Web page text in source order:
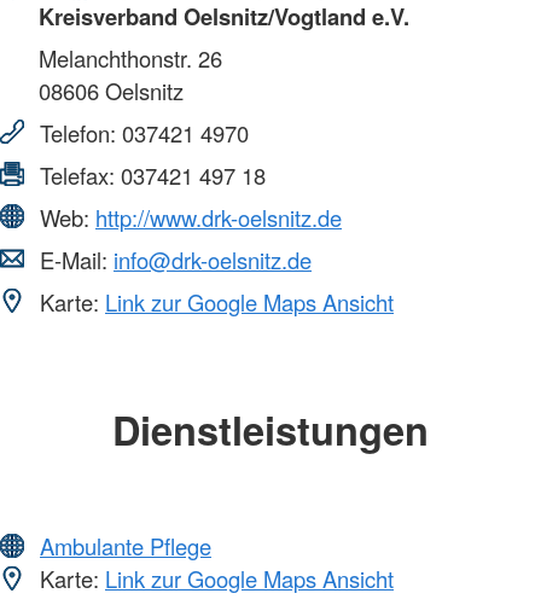
Kreisverband Oelsnitz/Vogtland e.V.
Melanchthonstr. 26
08606Oelsnitz
Telefon: 037421 4970
Telefax: 037421 497 18
Web: http://www.drk-oelsnitz.de
E-Mail: info@drk-oelsnitz.de
Karte: Link zur Google Maps Ansicht
Dienstleistungen
Ambulante Pflege
Karte: Link zur Google Maps Ansicht